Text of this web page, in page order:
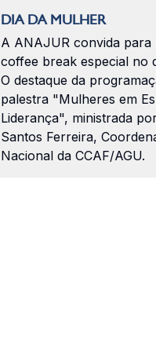
DIA DA MULHER
A ANAJUR convida para
coffee break especial no
O destaque da
palestra "Mulheres em
Liderança", ministrada
Santos Ferreira,
Nacional da CCAF/AGU.